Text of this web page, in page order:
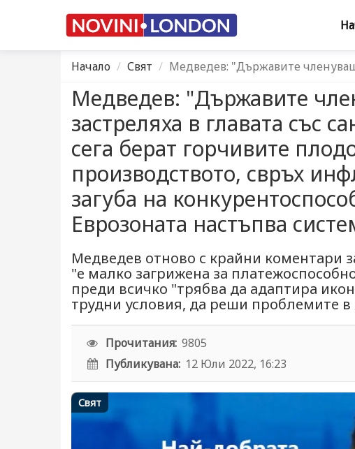
Начало Свят Медведев: "Държавите
Медведев: "Държавите
застреляха в главата със
сега берат горчивите
производството, свръх
загуба на
Еврозоната настъпва
Медведев отново с крайни коментари
"е малко загрижена за
преди всичко "трябва да адаптира
трудни условия, да реши проблемите в
Прочитания: 9805
Публикувана: 12 Юли 2022, 16:23
Свят